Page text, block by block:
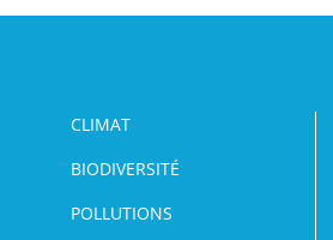
CLIMAT
BIODIVERSITÉ
POLLUTIONS